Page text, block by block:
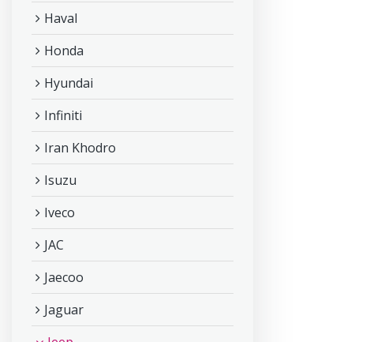
Haval
Honda
Hyundai
Infiniti
Iran Khodro
Isuzu
Iveco
JAC
Jaecoo
Jaguar